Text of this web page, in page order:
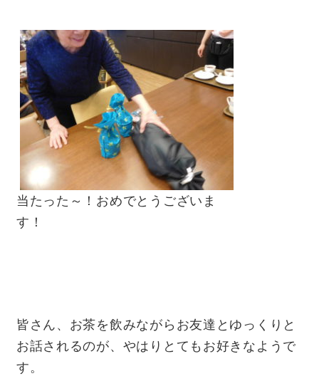
当たった～！おめでとうございま
す！
皆さん、お茶を飲みながらお友達とゆっくりと
お話されるのが、やはりとてもお好きなようで
す。